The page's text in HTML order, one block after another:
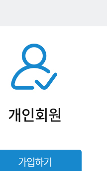
개인회원
가입하기